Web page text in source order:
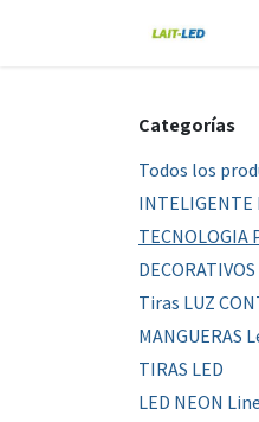
Categorías
Todos los
TECNOLOGIA
DECORATIVOS
Tiras LUZ
MANGUERAS
TIRAS LED
LED NEON